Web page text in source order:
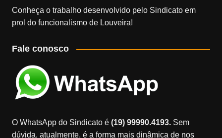
Conheça o trabalho desenvolvido pelo Sindicato em
prol do funcionalismo de Louveira!
Fale conosco
O WhatsApp do Sindicato é(19) 99990.4193.Sem
dúvida, atualmente, é a forma mais dinâmica de nos